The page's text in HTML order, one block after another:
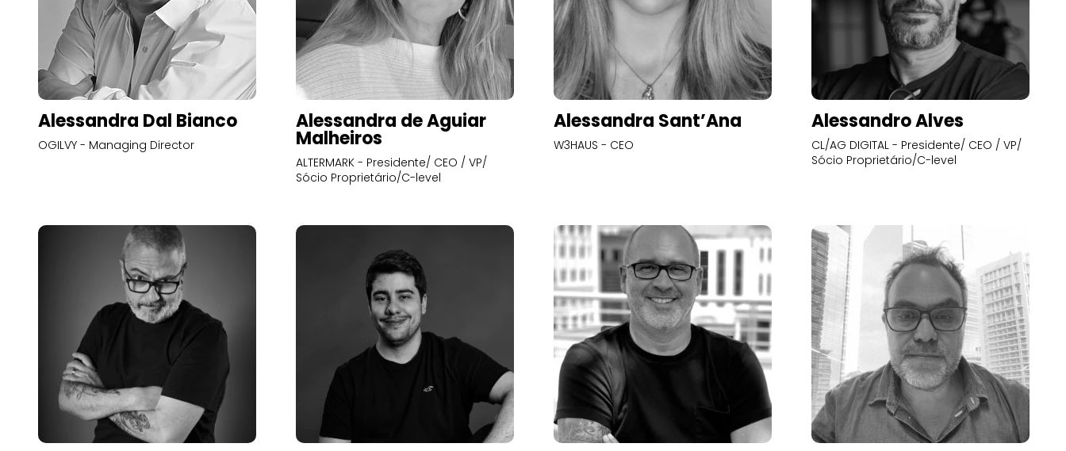
Alessandra Dal Bianco
OGILVY - Managing Director
Alessandra de Aguiar
Malheiros
ALTERMARK - Presidente/ CEO / VP/
Sócio Proprietário/C-level
Alessandra Sant’Ana
W3HAUS - CEO
Alessandro Alves
CL/AG DIGITAL - Presidente/ CEO / VP/
Sócio Proprietário/C-level